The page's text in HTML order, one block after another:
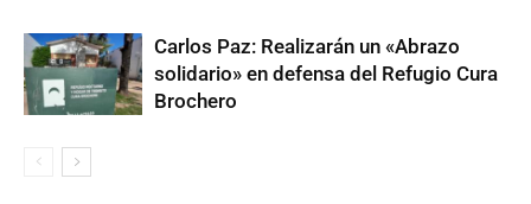
Carlos Paz: Realizarán un «Abrazo
solidario» en defensa del Refugio Cura
Brochero